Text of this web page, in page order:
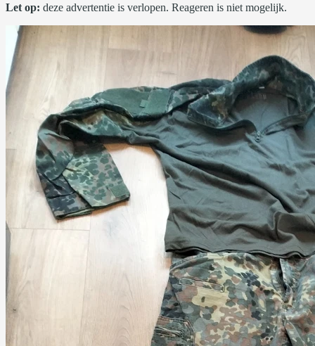
Let op: deze advertentie is verlopen. Reageren is niet mogelijk.